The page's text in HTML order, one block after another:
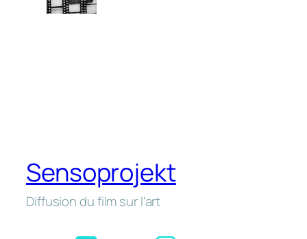
Sensoprojekt
Diffusion du film sur l'art